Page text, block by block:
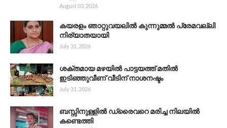
August 03, 2026
കയരളം ഞാറ്റുവയലിൽ കുന്നുമ്മൽ പ്രേമവല്ലി
നിര്യാതയായി
July 31, 2026
ശക്തമായ മഴയിൽ പാട്ടയത്ത് മതിൽ
ഇടിഞ്ഞുവീണ് വീടിന് നാശനഷ്ടം
July 31, 2026
ബസ്സിനുള്ളിൽ ഡ്രൈവറെ മരിച്ച നിലയിൽ
കണ്ടെത്തി